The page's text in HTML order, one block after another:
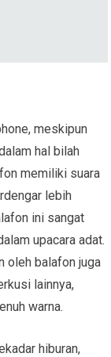
meskipun
hal bilah
memiliki suara
lebih
ini sangat
upacara adat.
oleh balafon juga
lainnya,
warna.
hiburan,